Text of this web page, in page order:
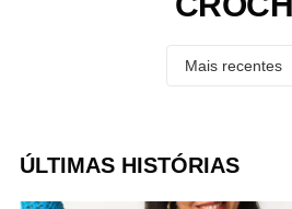
ÚLTIMAS HISTÓRIAS